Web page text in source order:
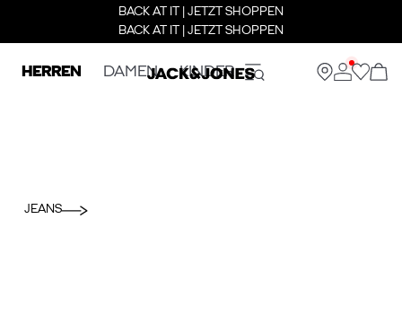
BACK AT IT | JETZT SHOPPEN
BACK AT IT | JETZT SHOPPEN
HERREN DAMEN KINDER
JEANS